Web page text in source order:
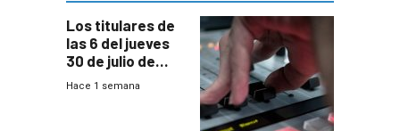
Los titulares de
las 6 del jueves
30 de julio de
2026
Hace 1 semana